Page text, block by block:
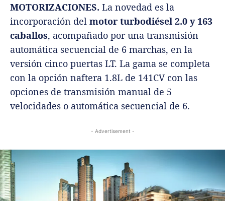
MOTORIZACIONES. La novedad es la
incorporación del motor turbodiésel 2.0 y 163
caballos, acompañado por una transmisión
automática secuencial de 6 marchas, en la
versión cinco puertas LT. La gama se completa
con la opción naftera 1.8L de 141CV con las
opciones de transmisión manual de 5
velocidades o automática secuencial de 6.
- Advertisement -